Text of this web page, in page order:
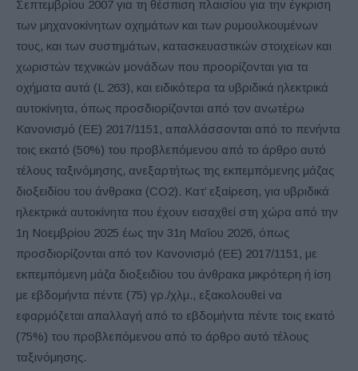
Σεπτεμβρίου 2007 για τη θέσπιση πλαισίου για την έγκριση
των μηχανοκίνητων οχημάτων και των ρυμουλκουμένων
τους, και των συστημάτων, κατασκευαστικών στοιχείων και
χωριστών τεχνικών μονάδων που προορίζονται για τα
οχήματα αυτά (L 263), και ειδικότερα τα υβριδικά ηλεκτρικά
αυτοκίνητα, όπως προσδιορίζονται από τον ανωτέρω
Κανονισμό (ΕΕ) 2017/1151, απαλλάσσονται από το πενήντα
τοις εκατό (50%) του προβλεπόμενου από το άρθρο αυτό
τέλους ταξινόμησης, ανεξαρτήτως της εκπεμπόμενης μάζας
διοξειδίου του άνθρακα (CO2). Κατ’ εξαίρεση, για υβριδικά
ηλεκτρικά αυτοκίνητα που έχουν εισαχθεί στη χώρα από την
1η Νοεμβρίου 2025 έως την 31η Μαΐου 2026, όπως
προσδιορίζονται από τον Κανονισμό (ΕΕ) 2017/1151, με
εκπεμπόμενη μάζα διοξειδίου του άνθρακα μικρότερη ή ίση
με εβδομήντα πέντε (75) γρ./χλμ., εξακολουθεί να
εφαρμόζεται απαλλαγή από το εβδομήντα πέντε τοις εκατό
(75%) του προβλεπόμενου από το άρθρο αυτό τέλους
ταξινόμησης.